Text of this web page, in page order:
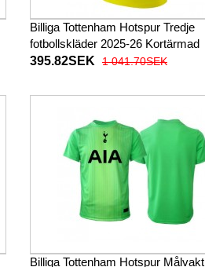
Billiga Tottenham Hotspur Tredje
fotbollskläder 2025-26 Kortärmad
395.82SEK
1 041.70SEK
Billiga Tottenham Hotspur Målvakt